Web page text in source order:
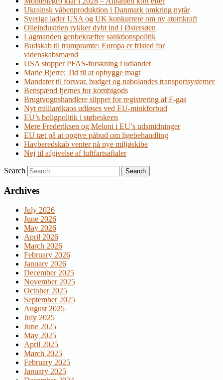
Ukrainsk våbenproduktion i Danmark omkring nytår
Sverige lader USA og UK konkurrere om ny atomkraft
Olieindustrien rykker dybt ind i Østersøen
Lagmanden genbekræfter sanktionspolitik
Budskab til trumpramte: Europa er fristed for
videnskabsmænd
USA stopper PFAS-forskning i udlandet
Marie Bjerre: Tid til at opbygge magt
Mandater til forsvar, budget og nabolandes transportsystemer
Benspænd fjernes for kombigods
Brugtvognshandlere slipper for registrering af F-gas
Nyt milliardkaos udløses ved EU-minkforbud
EU’s boligpolitik i støbeskeen
Mere Frederiksen og Meloni i EU’s udsmidninger
EU tæt på at opgive påbud om ligebehandling
Havberedskab venter på nye miljøskibe
Nej til afgivelse af luftfartsaftaler
Search
Archives
July 2026
June 2026
May 2026
April 2026
March 2026
February 2026
January 2026
December 2025
November 2025
October 2025
September 2025
August 2025
July 2025
June 2025
May 2025
April 2025
March 2025
February 2025
January 2025